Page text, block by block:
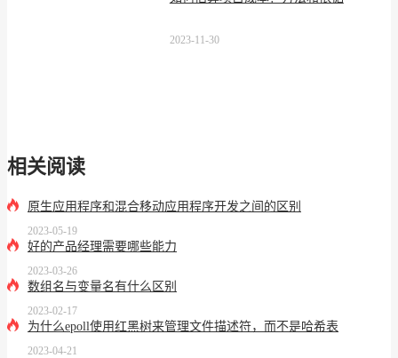
2023-11-30
相关阅读
原生应用程序和混合移动应用程序开发之间的区别
2023-05-19
好的产品经理需要哪些能力
2023-03-26
数组名与变量名有什么区别
2023-02-17
为什么epoll使用红黑树来管理文件描述符，而不是哈希表
2023-04-21